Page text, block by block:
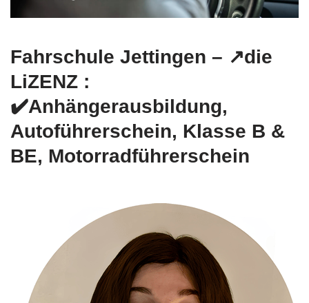
Fahrschule Jettingen – ↗️die
LiZENZ :
✔️Anhängerausbildung,
Autoführerschein, Klasse B &
BE, Motorradführerschein